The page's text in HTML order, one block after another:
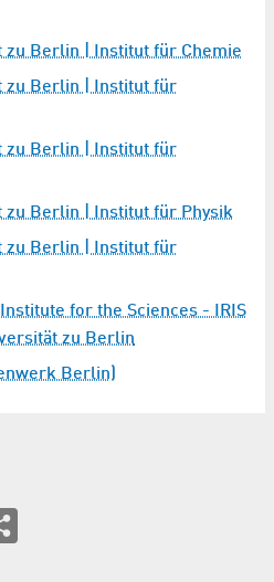
Berlin | Institut für Chemie
zu Berlin | Institut für
zu Berlin | Institut für
Berlin | Institut für Physik
zu Berlin | Institut für
for the Sciences - IRIS
zu Berlin
Berlin)